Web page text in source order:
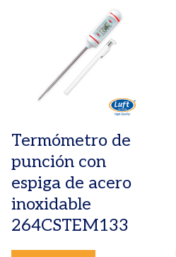
Termómetro de
punción con
espiga de acero
inoxidable
264CSTEM133